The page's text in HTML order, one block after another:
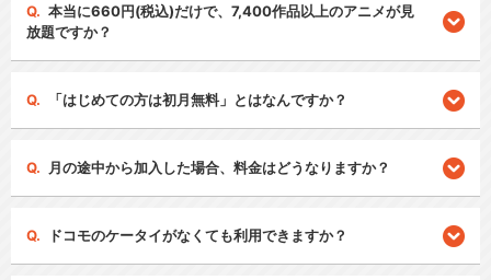
本当に660円(税込)だけで、7,400作品以上のアニメが見
放題ですか？
「はじめての方は初月無料」とはなんですか？
月の途中から加入した場合、料金はどうなりますか？
ドコモのケータイがなくても利用できますか？